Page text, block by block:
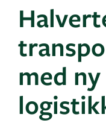
med ny